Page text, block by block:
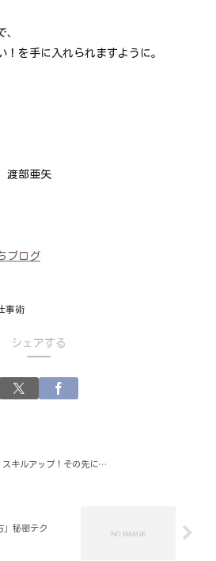
、
を手に入れられますように。
亜矢
ブログ
事術
シェアする
スキルアップ！その先に…
」秘密テク